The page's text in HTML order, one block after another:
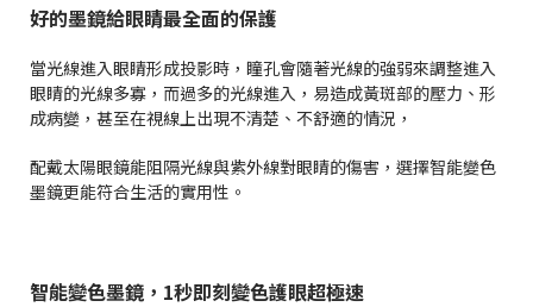
好的墨鏡給眼睛最全面的保護
當光線進入眼睛形成投影時，瞳孔會隨著光線的強弱來調整進入
眼睛的光線多寡，而過多的光線進入，易造成黃斑部的壓力、形
成病變，甚至在視線上出現不清楚、不舒適的情況，
配戴太陽眼鏡能阻隔光線與紫外線對眼睛的傷害，選擇智能變色
墨鏡更能符合生活的實用性。
智能變色墨鏡，1秒即刻變色護眼超極速